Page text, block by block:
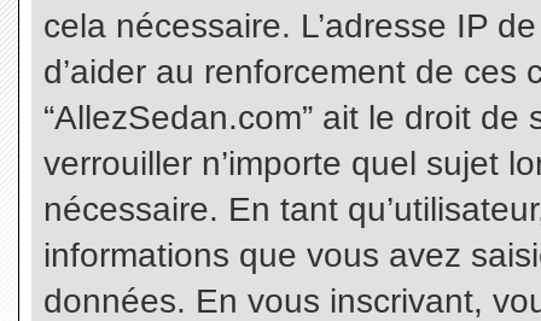
cela nécessaire. L’adresse IP
d’aider au renforcement de
“AllezSedan.com” ait le droit de
verrouiller n’importe quel sujet
nécessaire. En tant
informations que vous avez
données. En vous inscrivant,